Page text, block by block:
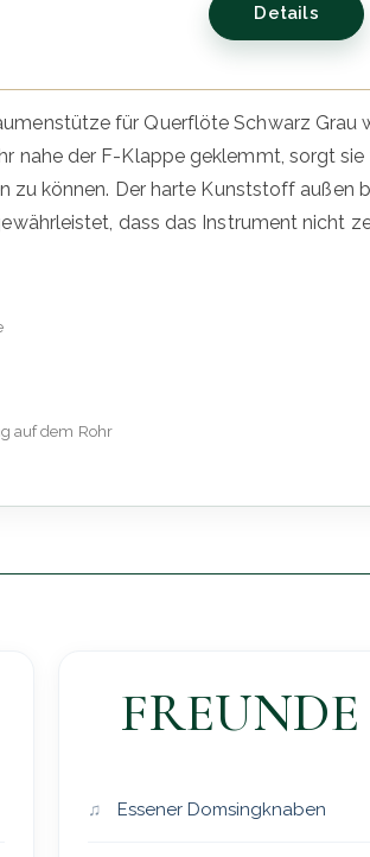
Details
für Querflöte Schwarz
nahe der F-Klappe geklemmt, sorgt
zu können. Der harte Kunststoff
dass das Instrument nicht
auf dem Rohr
FREUNDE
Essener Domsingknaben